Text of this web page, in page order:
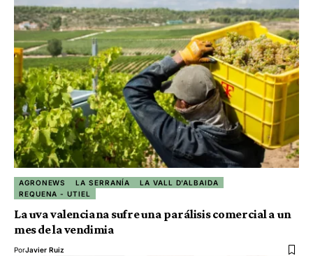
AGRONEWS LA SERRANÍA
LA VALL D'ALBAIDA
REQUENA - UTIEL
La uva valenciana sufre una parálisis comercial a un
mes de la vendimia
PorJavier Ruiz